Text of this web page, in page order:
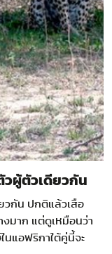
ผู้ตัวเดียวกัน
วกัน ปกติแล้วเสือ
งมาก แต่ดูเหมือนว่า
นแอฟริกาใต้คู่นี้จะ